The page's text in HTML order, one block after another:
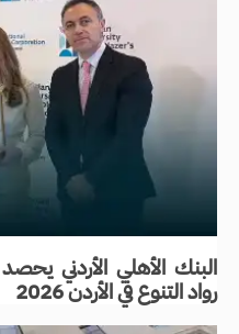
البنك الأهلي الأردني
رواد التنوع في الأردن 2026